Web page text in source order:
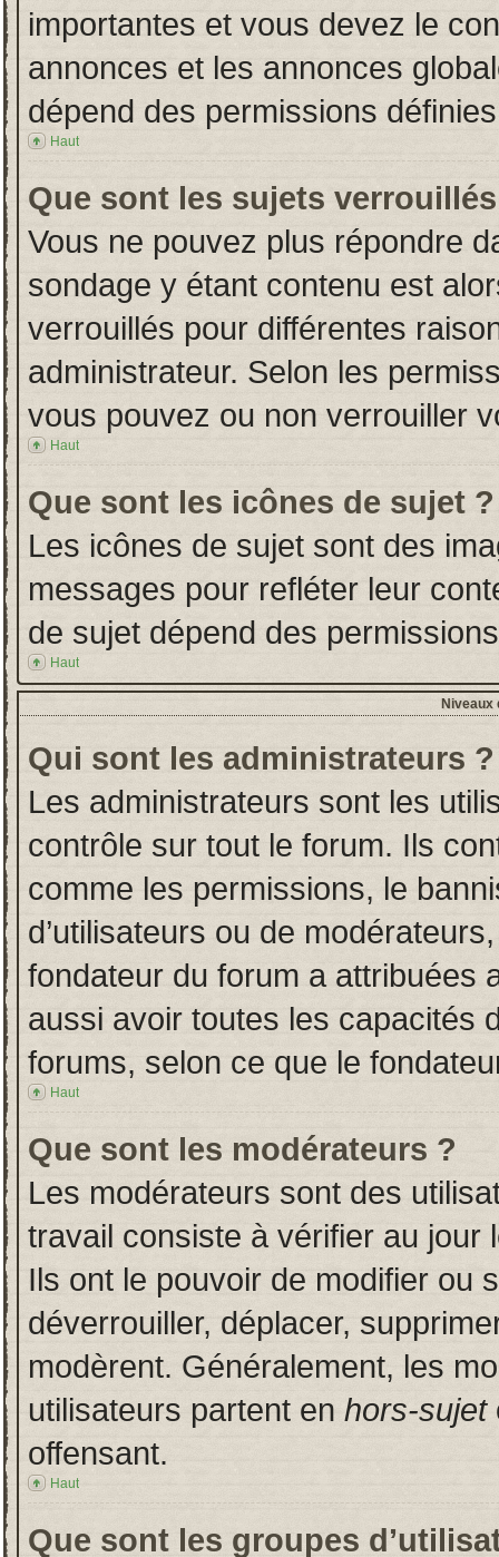
importantes et vous devez le
annonces et les annonces
dépend des permissions
Haut
Que sont les sujets
Vous ne pouvez plus répondre
sondage y étant contenu est
verrouillés pour différentes
administrateur. Selon les
vous pouvez ou non verrouiller
Haut
Que sont les icônes de sujet ?
Les icônes de sujet sont des
messages pour refléter leur
de sujet dépend des
Haut
Niveaux
Qui sont les administrateurs ?
Les administrateurs sont les
contrôle sur tout le forum. Ils
comme les permissions, le
d’utilisateurs ou de
fondateur du forum a attribuées
aussi avoir toutes les capacités
forums, selon ce que le
Haut
Que sont les modérateurs ?
Les modérateurs sont des
travail consiste à vérifier au jour
Ils ont le pouvoir de modifier ou
déverrouiller, déplacer,
modèrent. Généralement, les
utilisateurs partent en hors-sujet
offensant.
Haut
Que sont les groupes